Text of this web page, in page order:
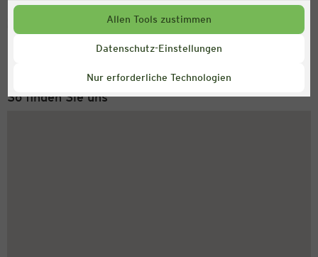
Allen Tools zustimmen
Datenschutz-Einstellungen
Nur erforderliche Technologien
Service Hotline
+43 (0) 1 2675 502
So finden Sie uns